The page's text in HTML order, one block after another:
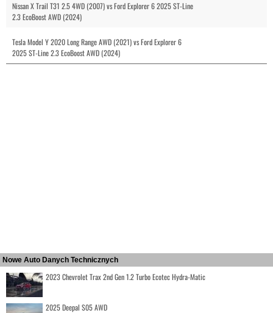
Nissan X Trail T31 2.5 4WD (2007) vs Ford Explorer 6 2025 ST-Line
2.3 EcoBoost AWD (2024)
Tesla Model Y 2020 Long Range AWD (2021) vs Ford Explorer 6
2025 ST-Line 2.3 EcoBoost AWD (2024)
Nowe Auto Danych Technicznych
2023 Chevrolet Trax 2nd Gen 1.2 Turbo Ecotec Hydra-Matic
2025 Deepal S05 AWD